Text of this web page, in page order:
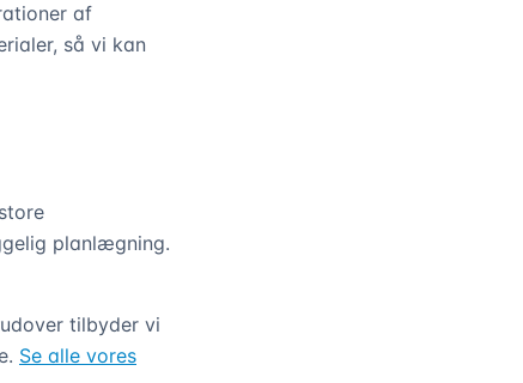
af
så vi kan
planlægning.
tilbyder vi
Se alle vores